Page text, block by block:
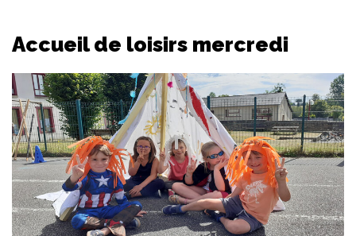
Accueil de loisirs mercredi